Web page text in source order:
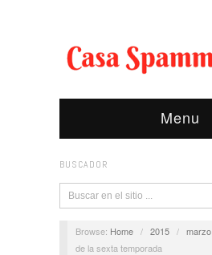
Menu
BUSCADOR
Browse: Home / 2015 / marzo
de la sexta temporada